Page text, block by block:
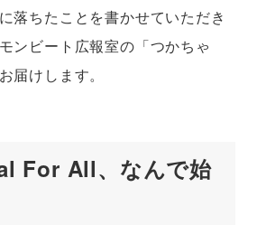
落ちたことを書かせていただき
ンビート広報室の「つかちゃ
届けします。
For All、なんで始